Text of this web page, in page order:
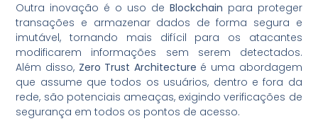
Outra inovação é o uso de Blockchain para proteger
transações e armazenar dados de forma segura e
imutável, tornando mais difícil para os atacantes
modificarem informações sem serem detectados.
Além disso, Zero Trust Architecture é uma abordagem
que assume que todos os usuários, dentro e fora da
rede, são potenciais ameaças, exigindo verificações de
segurança em todos os pontos de acesso.